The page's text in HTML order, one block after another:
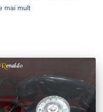
mai mult